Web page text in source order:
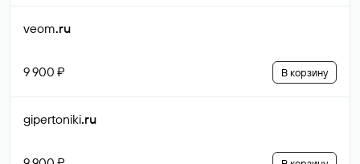
veom.ru
9 900 ₽ В корзину
gipertoniki.ru